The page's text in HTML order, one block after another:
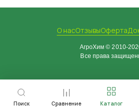
Поиск Сравнение Каталог
О насОтзывыОферта
АгроХим © 2010-
Все права